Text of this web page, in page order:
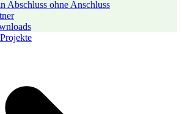
Abschluss ohne Anschluss